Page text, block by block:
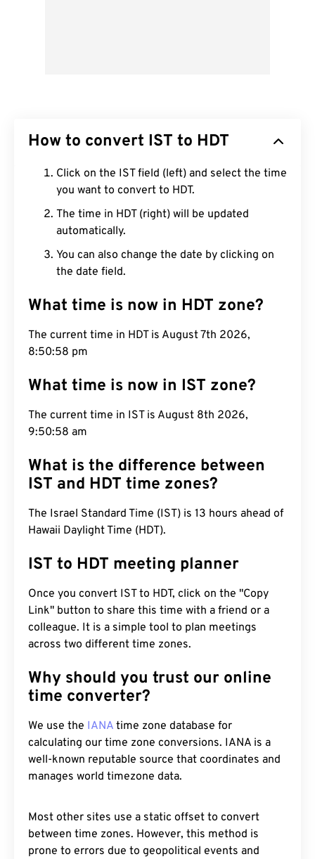
How to convert IST to HDT
Click on the IST field (left) and select the time
you want to convert to HDT.
The time in HDT (right) will be updated
automatically.
You can also change the date by clicking on
the date field.
What time is now in HDT zone?
The current time in HDT is August 7th 2026,
8:50:59 pm
What time is now in IST zone?
The current time in IST is August 8th 2026,
9:50:59 am
What is the difference between
IST and HDT time zones?
The Israel Standard Time (IST) is 13 hours ahead of
Hawaii Daylight Time (HDT).
IST to HDT meeting planner
Once you convert IST to HDT, click on the "Copy
Link" button to share this time with a friend or a
colleague. It is a simple tool to plan meetings
across two different time zones.
Why should you trust our online
time converter?
We use the IANA time zone database for
calculating our time zone conversions. IANA is a
well-known reputable source that coordinates and
manages world timezone data.
Most other sites use a static offset to convert
between time zones. However, this method is
prone to errors due to geopolitical events and